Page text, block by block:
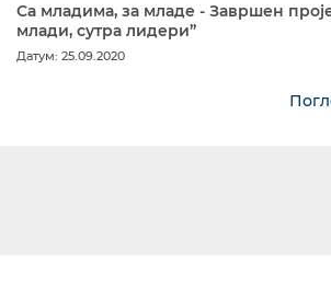
Са младима, за младе - Завршен
млади, сутра лидери”
Датум: 25.09.2020